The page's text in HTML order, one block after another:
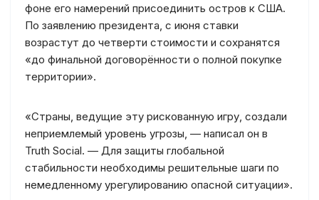
фоне его намерений присоединить остров к США.
По заявлению президента, с июня ставки
возрастут до четверти стоимости и сохранятся
«до финальной договорённости о полной покупке
территории».
«Страны, ведущие эту рискованную игру, создали
неприемлемый уровень угрозы, — написал он в
Truth Social. — Для защиты глобальной
стабильности необходимы решительные шаги по
немедленному урегулированию опасной ситуации».